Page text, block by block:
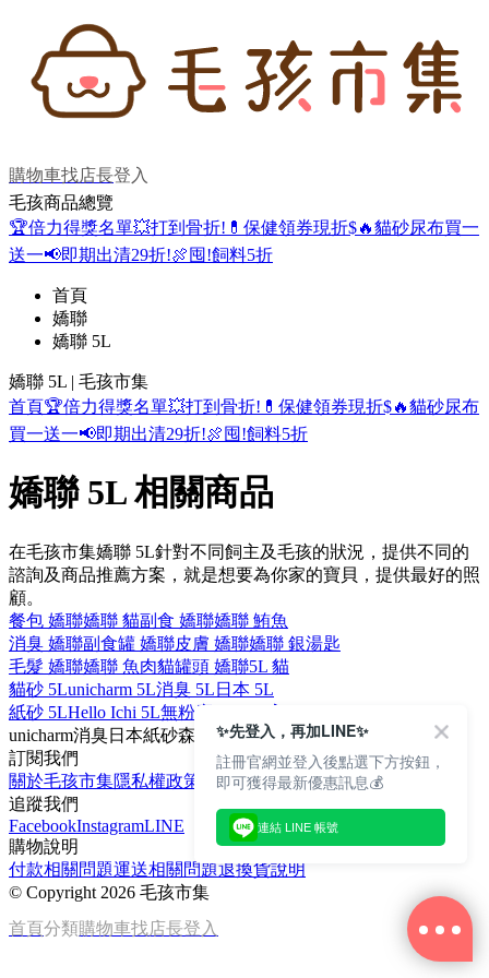
購物車找店長登入
毛孩商品總覽
🏆倍力得獎名單💥打到骨折! 💊保健領券現折$🔥貓砂尿布買一
送一📢即期出清29折!🍖囤!飼料5折
首頁
嬌聯
嬌聯 5L
嬌聯 5L | 毛孩市集
首頁🏆倍力得獎名單💥打到骨折! 💊保健領券現折$🔥貓砂尿布
買一送一📢即期出清29折!🍖囤!飼料5折
嬌聯 5L 相關商品
在毛孩市集嬌聯 5L針對不同飼主及毛孩的狀況，提供不同的
諮詢及商品推薦方案，就是想要為你家的寶貝，提供最好的照
顧。
餐包 嬌聯嬌聯 貓副食 嬌聯嬌聯 鮪魚
消臭 嬌聯副食罐 嬌聯皮膚 嬌聯嬌聯 銀湯匙
毛髮 嬌聯嬌聯 魚肉貓罐頭 嬌聯5L 貓
貓砂 5Lunicharm 5L消臭 5L 日本 5L
紙砂 5LHello Ichi 5L無粉塵 5L
unicharm消臭日本紙砂森林香
訂閱我們
關於毛孩市集隱私權政策
文章
追蹤我們
FacebookInstagramLINE
購物說明
付款相關問題運送相關問題退換貨說明
© Copyright 2026 毛孩市集
首頁分類購物車找店長登入
✨先登入，再加LINE✨
註冊官網並登入後點選下方按鈕，
即可獲得最新優惠訊息💰
連結 LINE 帳號